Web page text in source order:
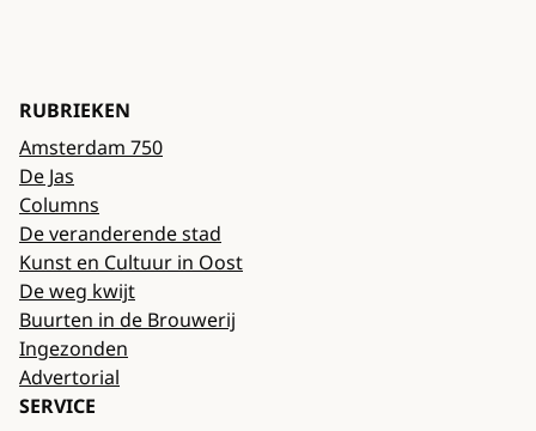
RUBRIEKEN
Amsterdam 750
De Jas
Columns
De veranderende stad
Kunst en Cultuur in Oost
De weg kwijt
Buurten in de Brouwerij
Ingezonden
Advertorial
SERVICE